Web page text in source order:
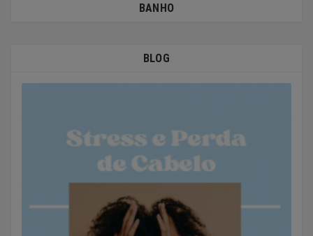
BANHO
BLOG